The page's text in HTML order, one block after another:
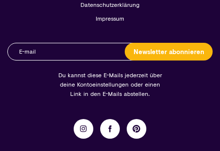
Datenschutzerklärung
Impressum
Newsletter abonnieren
Du kannst diese E-Mails jederzeit über
deine Kontoeinstellungen oder einen
Link in den E-Mails abstellen.